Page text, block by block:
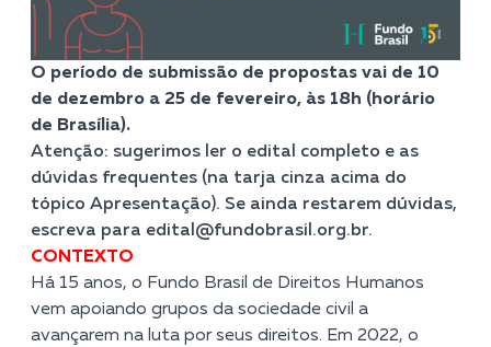
O período de submissão de propostas vai de 10
de dezembro a 25 de fevereiro, às 18h (horário
de Brasília).
Atenção: sugerimos ler o edital completo e as
dúvidas frequentes (na tarja cinza acima do
tópico Apresentação). Se ainda restarem dúvidas,
escreva para edital@fundobrasil.org.br.
CONTEXTO
Há 15 anos, o Fundo Brasil de Direitos Humanos
vem apoiando grupos da sociedade civil a
avançarem na luta por seus direitos. Em 2022, o